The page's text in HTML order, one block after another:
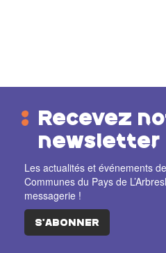
Recevez
newsletter
Les actualités et événements
Communes du Pays de
messagerie !
S'ABONNER